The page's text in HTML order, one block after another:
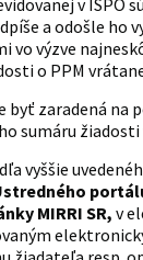
a odošle ho
vo výzve
o PPM
byť zaradená na
sumáru
vyššie
MIRRI SR, v